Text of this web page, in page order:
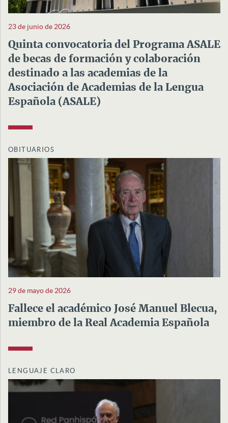
23 de junio de 2026
Quinta convocatoria del Programa ASALE
de becas de formación y colaboración
destinado a las academias de la
Asociación de Academias de la Lengua
Española (ASALE)
OBITUARIOS
29 de mayo de 2026
Fallece el académico José Manuel Blecua,
miembro de la Real Academia Española
LENGUAJE CLARO